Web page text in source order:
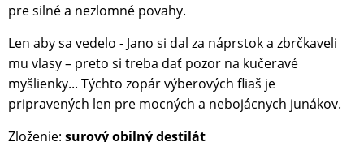
pre silné a nezlomné povahy.
Len aby sa vedelo - Jano si dal za náprstok a zbrčkaveli
mu vlasy – preto si treba dať pozor na kučeravé
myšlienky... Týchto zopár výberových fliaš je
pripravených len pre mocných a nebojácnych junákov.
Zloženie: surový obilný destilát